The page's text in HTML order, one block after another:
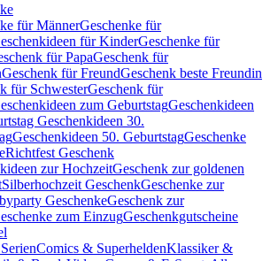
für MännerGeschenke für
für KinderGeschenke für
für PapaGeschenk für
Geschenk für FreundGeschenk beste Freundin
für SchwesterGeschenk für
zum GeburtstagGeschenkideen
Geschenkideen 30.
Geschenkideen 50. GeburtstagGeschenke
Richtfest Geschenk
zur HochzeitGeschenk zur goldenen
Silberhochzeit GeschenkGeschenke zur
GeschenkeGeschenk zur
zum EinzugGeschenkgutscheine
Comics & SuperheldenKlassiker &